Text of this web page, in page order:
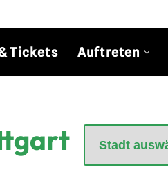
Tickets Auftreten